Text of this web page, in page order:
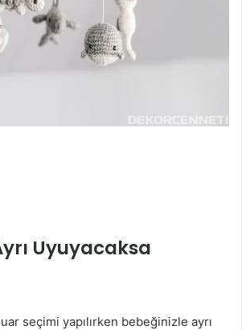
Uyuyacaksa
seçimi yapılırken bebeğinizle ayrı